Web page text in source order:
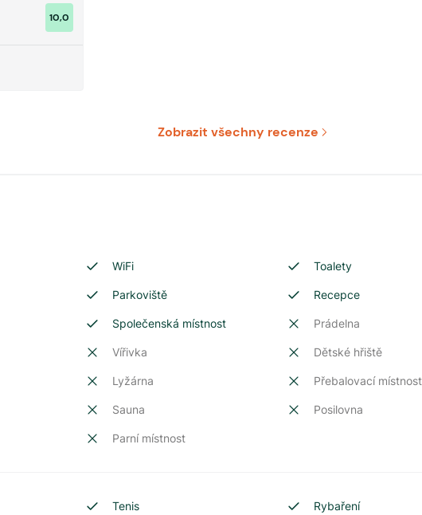
10,0
Zobrazit všechny recenze
WiFi Toalety
Parkoviště Recepce
Společenská místnost Prádelna
Vířivka Dětské hřiště
Lyžárna Přebalovací místnost
Sauna Posilovna
Parní místnost
Tenis Rybaření